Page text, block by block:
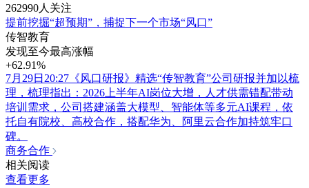
262990人关注
提前挖掘“超预期”，捕捉下一个市场“风口”
传智教育
发现至今最高涨幅
+62.91%
7月29日20:27《风口研报》精选“传智教育”公司研报并加以梳
理，梳理指出：2026上半年AI岗位大增，人才供需错配带动
培训需求，公司搭建涵盖大模型、智能体等多元AI课程，依
托自有院校、高校合作，搭配华为、阿里云合作加持筑牢口
碑。
商务合作
相关阅读
查看更多